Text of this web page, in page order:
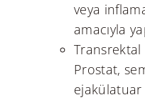
veya
amacıyla
Transrektal
Prostat,
ejakülatuar